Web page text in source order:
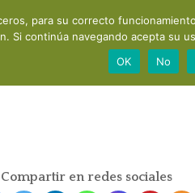
Acerca de mí Consultas y
Compartir en redes sociales
para su correcto
Si continúa navegando acepta su
OK
No